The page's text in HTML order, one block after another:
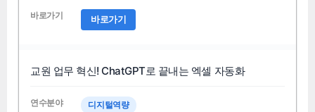
바로가기
교원 업무 혁신! ChatGPT로 끝내는 엑셀 자동화
디지털역량